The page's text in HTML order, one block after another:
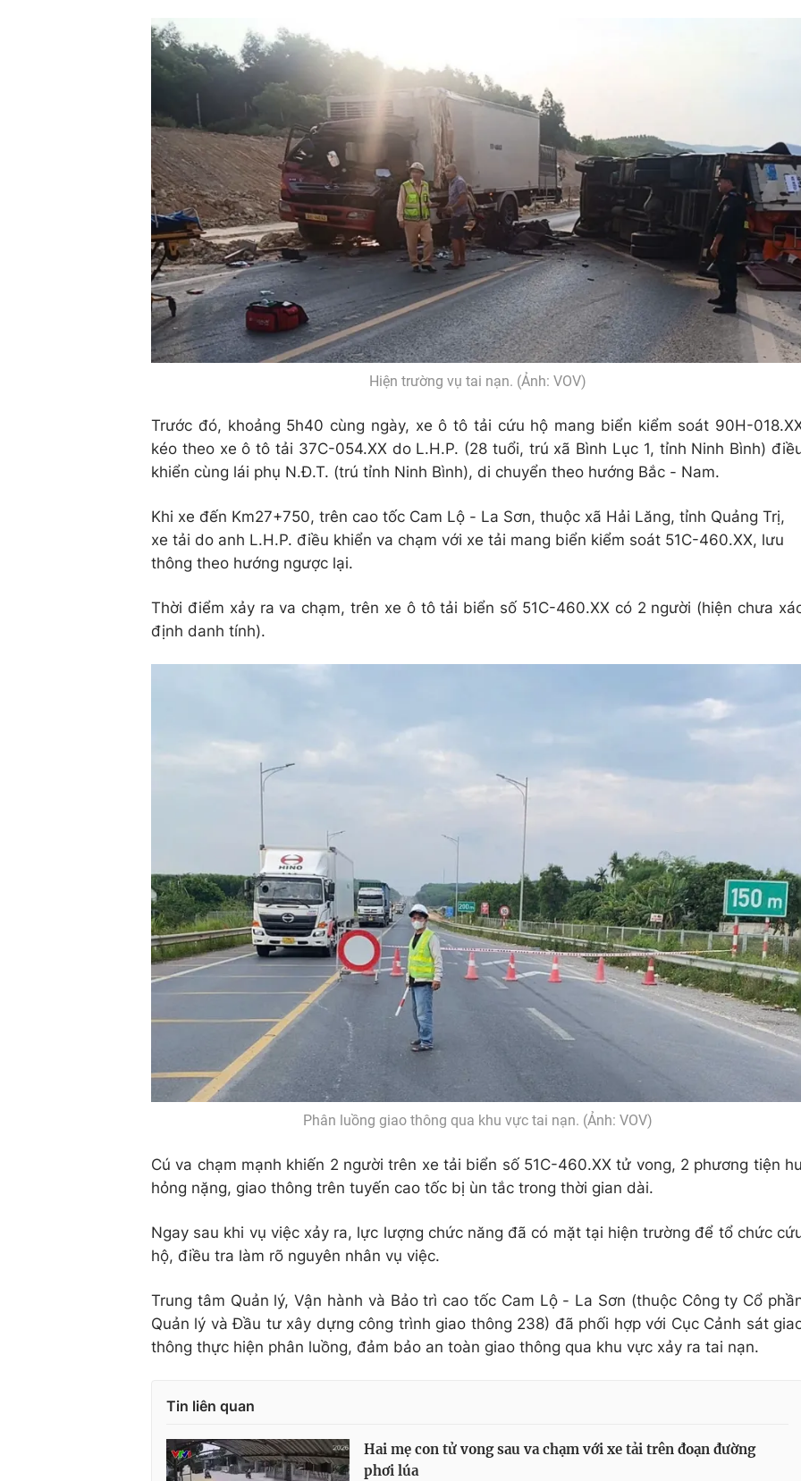
Hiện trường vụ tai nạn. (Ảnh: VOV)
Trước đó, khoảng 5h40 cùng ngày, xe ô tô tải cứu hộ mang biển kiểm soát 90H-
kéo theo xe ô tô tải 37C-054.XX do L.H.P. (28 tuổi, trú xã Bình Lục 1, tỉnh Ninh Bình)
khiển cùng lái phụ N.Đ.T. (trú tỉnh Ninh Bình), di chuyển theo hướng Bắc - Nam.
Khi xe đến Km27+750, trên cao tốc Cam Lộ - La Sơn, thuộc xã Hải Lăng, tỉnh Quảng Trị,
xe tải do anh L.H.P. điều khiển va chạm với xe tải mang biển kiểm soát 51C-460.XX, lưu
thông theo hướng ngược lại.
Thời điểm xảy ra va chạm, trên xe ô tô tải biển số 51C-460.XX có 2 người (hiện chưa
định danh tính).
Phân luồng giao thông qua khu vực tai nạn. (Ảnh: VOV)
Cú va chạm mạnh khiến 2 người trên xe tải biển số 51C-460.XX tử vong, 2 phương tiện
hỏng nặng, giao thông trên tuyến cao tốc bị ùn tắc trong thời gian dài.
Ngay sau khi vụ việc xảy ra, lực lượng chức năng đã có mặt tại hiện trường để tổ chức
hộ, điều tra làm rõ nguyên nhân vụ việc.
Trung tâm Quản lý, Vận hành và Bảo trì cao tốc Cam Lộ - La Sơn (thuộc Công ty Cổ
Quản lý và Đầu tư xây dựng công trình giao thông 238) đã phối hợp với Cục Cảnh sát
thông thực hiện phân luồng, đảm bảo an toàn giao thông qua khu vực xảy ra tai nạn.
Tin liên quan
Hai mẹ con tử vong sau va chạm với xe tải trên đoạn đường
phơi lúa